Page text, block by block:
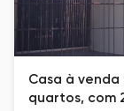
Casa à venda
quartos, com